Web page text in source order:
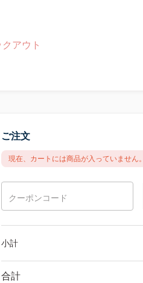
アウト
ご注文
現在、カートには商品が入っていません。
クーポンコード
小計
合計